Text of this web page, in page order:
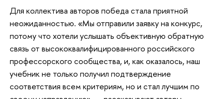
Для коллектива авторов победа стала приятной
неожиданностью. «Мы отправили заявку на конкурс,
потому что хотели услышать объективную обратную
связь от высококвалифицированного российского
профессорского сообщества, и, как оказалось, наш
учебник не только получил подтверждение
соответствия всем критериям, но и стал лучшим по